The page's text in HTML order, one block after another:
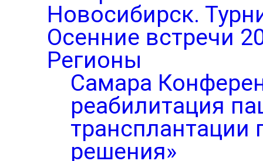
Новосибирск.
Осенние встречи
Регионы
Самара
реабилитация
трансплантации
решения»